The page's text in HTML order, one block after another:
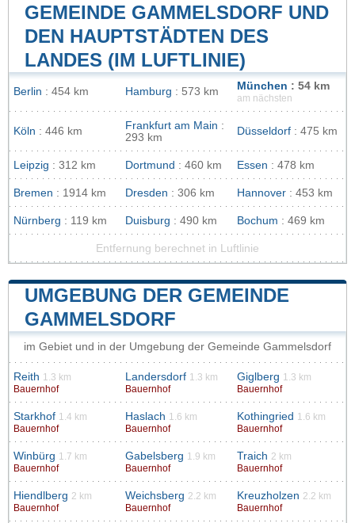
GEMEINDE GAMMELSDORF UND
DEN HAUPTSTÄDTEN DES
LANDES (IM LUFTLINIE)
Berlin : 454 km Hamburg : 573 km München : 54 km
am nächsten
Köln : 446 km Frankfurt am Main :
293 km
Düsseldorf : 475 km
Leipzig : 312 km Dortmund : 460 km Essen : 478 km
Bremen : 1914 km Dresden : 306 km Hannover : 453 km
Nürnberg : 119 km Duisburg : 490 km Bochum : 469 km
Entfernung berechnet in Luftlinie
UMGEBUNG DER GEMEINDE
GAMMELSDORF
im Gebiet und in der Umgebung der Gemeinde Gammelsdorf
Reith 1.3 km
Bauernhof
Landersdorf 1.3 km
Bauernhof
Giglberg 1.3 km
Bauernhof
Starkhof 1.4 km
Bauernhof
Haslach 1.6 km
Bauernhof
Kothingried 1.6 km
Bauernhof
Winbürg 1.7 km
Bauernhof
Gabelsberg 1.9 km
Bauernhof
Traich 2 km
Bauernhof
Hiendlberg 2 km
Bauernhof
Weichsberg 2.2 km
Bauernhof
Kreuzholzen 2.2 km
Bauernhof